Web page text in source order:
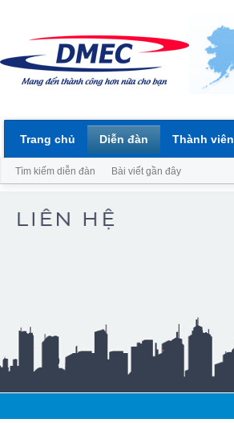
Trang chủ Diễn đàn
Tìm kiếm diễn đàn Bài viết gần đây
Thành viên